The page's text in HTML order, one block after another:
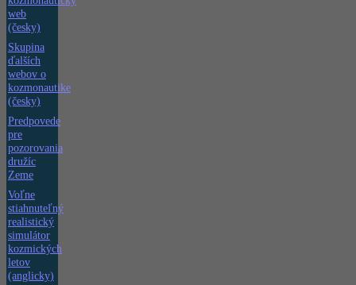
web
(česky)
Skupina
ďalších
webov o
kozmonautike
(česky)
Predpovede
pre
pozorovania
družíc
Zeme
Voľne
stiahnuteľný
realistický
simulátor
kozmických
letov
(anglicky)